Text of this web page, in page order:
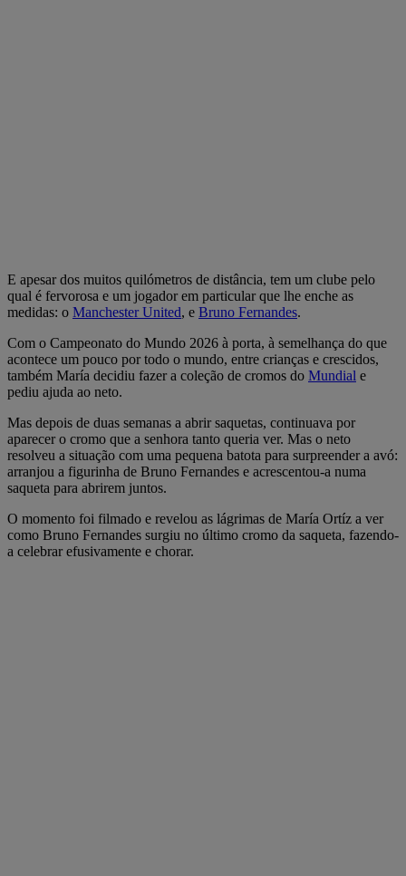
E apesar dos muitos quilómetros de distância, tem um clube pelo
qual é fervorosa e um jogador em particular que lhe enche as
medidas: o Manchester United, e Bruno Fernandes.
Com o Campeonato do Mundo 2026 à porta, à semelhança do que
acontece um pouco por todo o mundo, entre crianças e crescidos,
também María decidiu fazer a coleção de cromos do Mundial e
pediu ajuda ao neto.
Mas depois de duas semanas a abrir saquetas, continuava por
aparecer o cromo que a senhora tanto queria ver. Mas o neto
resolveu a situação com uma pequena batota para surpreender a avó:
arranjou a figurinha de Bruno Fernandes e acrescentou-a numa
saqueta para abrirem juntos.
O momento foi filmado e revelou as lágrimas de María Ortíz a ver
como Bruno Fernandes surgiu no último cromo da saqueta, fazendo-
a celebrar efusivamente e chorar.